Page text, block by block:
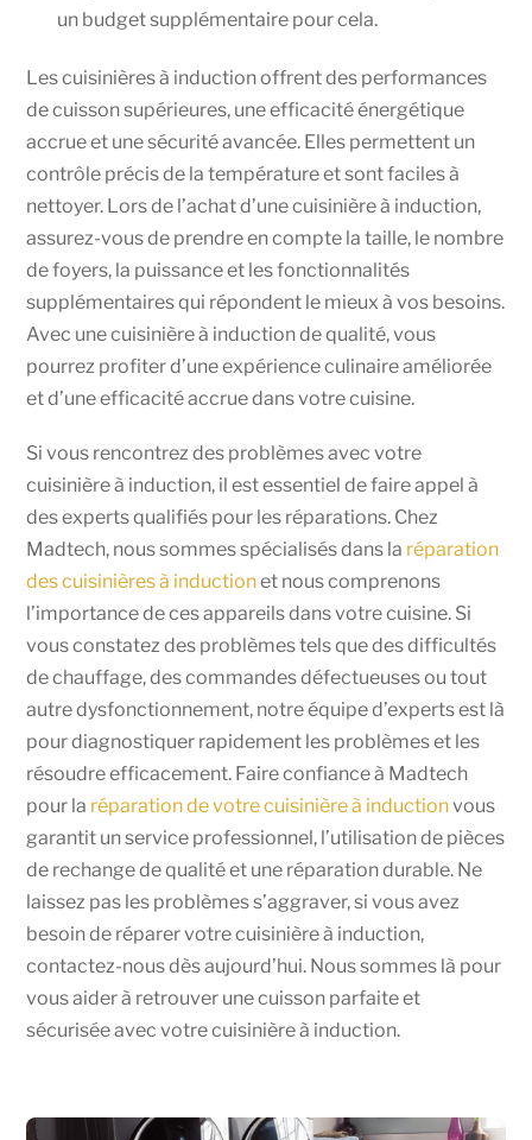
un budget supplémentaire pour cela.
Les cuisinières à induction offrent des performances
de cuisson supérieures, une efficacité énergétique
accrue et une sécurité avancée. Elles permettent un
contrôle précis de la température et sont faciles à
nettoyer. Lors de l’achat d’une cuisinière à induction,
assurez-vous de prendre en compte la taille, le nombre
de foyers, la puissance et les fonctionnalités
supplémentaires qui répondent le mieux à vos besoins.
Avec une cuisinière à induction de qualité, vous
pourrez profiter d’une expérience culinaire améliorée
et d’une efficacité accrue dans votre cuisine.
Si vous rencontrez des problèmes avec votre
cuisinière à induction, il est essentiel de faire appel à
des experts qualifiés pour les réparations. Chez
Madtech, nous sommes spécialisés dans la réparation
des cuisinières à inductionet nous comprenons
l’importance de ces appareils dans votre cuisine. Si
vous constatez des problèmes tels que des difficultés
de chauffage, des commandes défectueuses ou tout
autre dysfonctionnement, notre équipe d’experts est là
pour diagnostiquer rapidement les problèmes et les
résoudre efficacement. Faire confiance à Madtech
pour la réparation de votre cuisinière à inductionvous
garantit un service professionnel, l’utilisation de pièces
de rechange de qualité et une réparation durable. Ne
laissez pas les problèmes s’aggraver, si vous avez
besoin de réparer votre cuisinière à induction,
contactez-nous dès aujourd’hui. Nous sommes là pour
vous aider à retrouver une cuisson parfaite et
sécurisée avec votre cuisinière à induction.